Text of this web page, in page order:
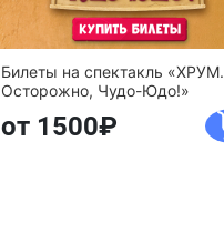
Билеты на спектакль «ХРУМ.
Осторожно, Чудо-Юдо!»
от 1500